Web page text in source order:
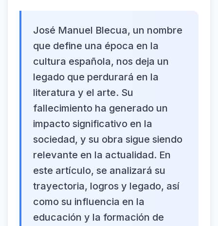
José Manuel Blecua, un nombre
que define una época en la
cultura española, nos deja un
legado que perdurará en la
literatura y el arte. Su
fallecimiento ha generado un
impacto significativo en la
sociedad, y su obra sigue siendo
relevante en la actualidad. En
este artículo, se analizará su
trayectoria, logros y legado, así
como su influencia en la
educación y la formación de